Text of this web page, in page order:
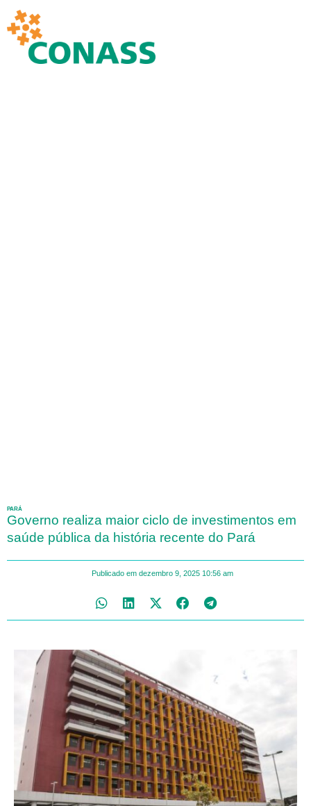
PARÁ
Governo realiza maior ciclo de investimentos em
saúde pública da história recente do Pará
Publicado em dezembro 9, 2025 10:56 am